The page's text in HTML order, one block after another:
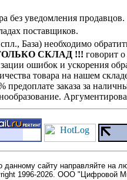
без уведомления продавцов.
поставщиков.
База) необходимо
СКЛАД !!! говорит
ошибок и ускорения
товара на нашем
заказа за
сайту направляйте на
1996-2026. ООО "Цифровой